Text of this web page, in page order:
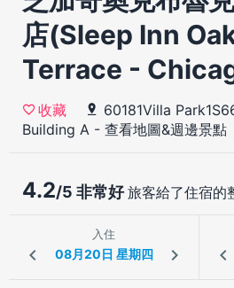
店(Sleep Inn
Terrace -
收藏
60181Villa
Building A - 查看地圖&週邊景點
4.2/5 非常好旅客給了住宿的
入住